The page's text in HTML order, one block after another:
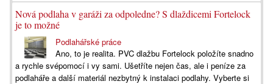
Nová podlaha v garáži za odpoledne? S dlaždicemi Fortelock
je to možné
Podlahářské práce
Ano, to je realita. PVC dlažbu Fortelock položíte snadno
a rychle svépomocí i vy sami. Ušetříte nejen čas, ale i peníze za
podlaháře a další materiál nezbytný k instalaci podlahy. Vyberte si